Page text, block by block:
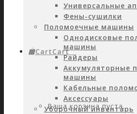
CartCart0
Ваша корзина пуста.
Универсальные
Фены-сушилки
Поломоечные машины
Однодисковые
машины
Райдеры
Аккумуляторные
машины
Кабельные
Аксессуары
Уборочный инвентарь